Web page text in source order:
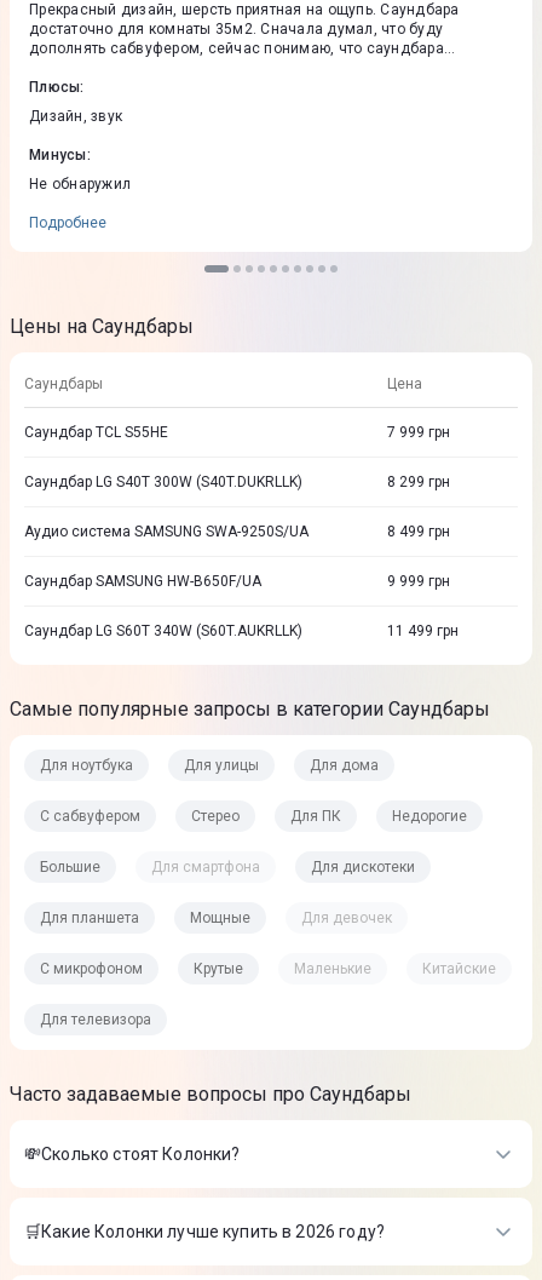
Прекрасный дизайн, шерсть приятная на ощупь. Саундбара
достаточно для комнаты 35м2. Сначала думал, что буду
дополнять сабвуфером, сейчас понимаю, что саундбара
стране не работает.
Плюсы:
Дизайн, звук
Минусы:
Не обнаружил
Подробнее
Цены на Саундбары
Саундбары Цена
Саундбар TCL S55HE 7 999 грн
Саундбар LG S40T 300W (S40T.DUKRLLK) 8 299 грн
Аудио система SAMSUNG SWA-9250S/UA 8 499 грн
Саундбар SAMSUNG HW-B650F/UA 9 999 грн
Саундбар LG S60T 340W (S60T.AUKRLLK) 11 499 грн
Самые популярные запросы в категории Саундбары
Для ноутбука Для улицы Для дома
С сабвуфером Стерео Для ПК Недорогие
Большие Для смартфона Для дискотеки
Для планшета Мощные Для девочек
С микрофоном Крутые Маленькие Китайские
Для телевизора
Часто задаваемые вопросы про Саундбары
💸Сколько стоят Колонки?
Стоимость товаров в категории Колонки в интернет-
магазине Цитрус
🛒Какие Колонки лучше купить в 2026 году?